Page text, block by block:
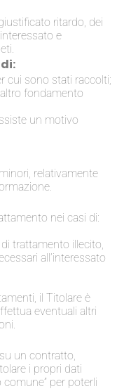
ritardo, dei
e
cui sono stati raccolti;
fondamento
un motivo
relativamente
nei casi di:
trattamento illecito,
all’interessato
il Titolare è
eventuali altri
un contratto,
i propri dati
per poterli